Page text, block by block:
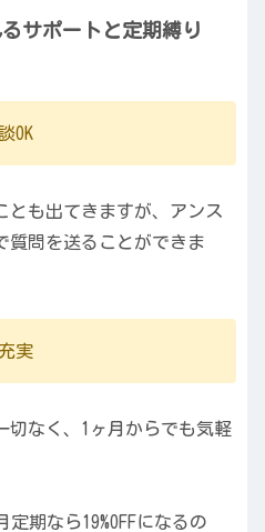
サポートと定期縛り
OK
とも出てきますが、アンス
質問を送ることができま
実
切なく、1ヶ月からでも気軽
定期なら19%OFFになるの